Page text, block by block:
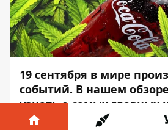
19 сентября в мире
событий. В нашем
узнать о самых главных
уходящего дня.